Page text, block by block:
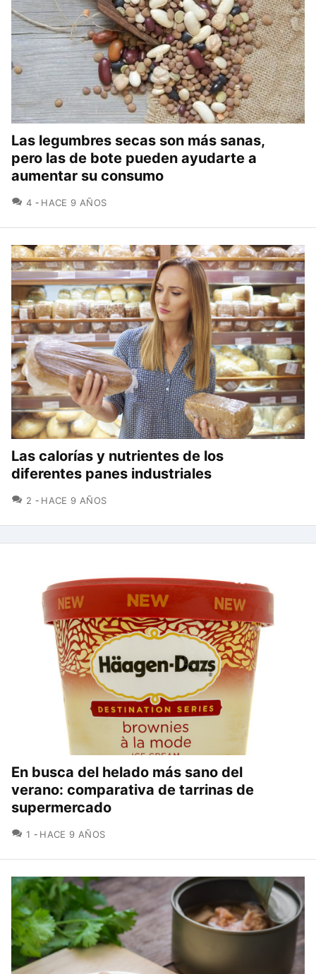
Las legumbres secas son más sanas,
pero las de bote pueden ayudarte a
aumentar su consumo
4 COMENTARIOS
HACE 9 AÑOS
Las calorías y nutrientes de los
diferentes panes industriales
2 COMENTARIOS
HACE 9 AÑOS
En busca del helado más sano del
verano: comparativa de tarrinas de
supermercado
1 COMENTARIOS
HACE 9 AÑOS